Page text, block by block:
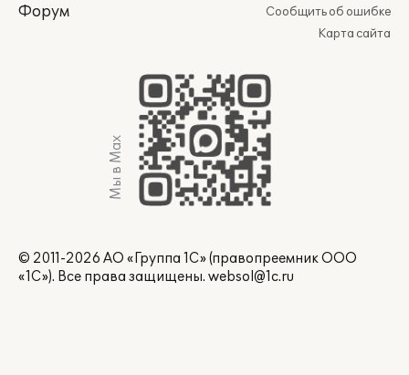
Форум
Сообщить об ошибке
Карта сайта
Мы в Max
© 2011-2026 АО «Группа 1С» (правопреемник ООО
«1С»). Все права защищены. websol@1c.ru